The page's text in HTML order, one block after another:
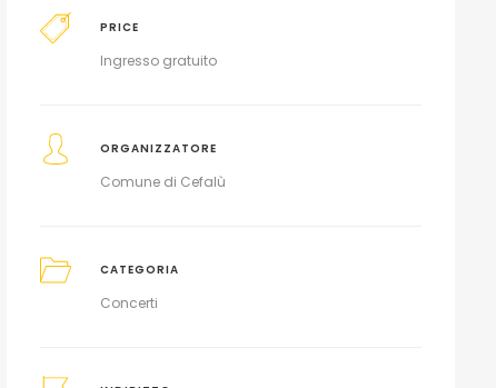
PRICE
Ingresso gratuito
ORGANIZZATORE
Comune di Cefalù
CATEGORIA
Concerti